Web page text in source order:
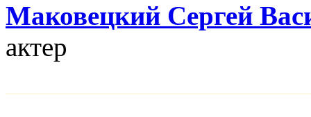
Маковецкий Сергей
актер